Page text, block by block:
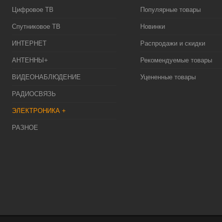
Цифровое ТВ
Спутниковое ТВ
ИНТЕРНЕТ
АНТЕННЫ+
ВИДЕОНАБЛЮДЕНИЕ
РАДИОСВЯЗЬ
ЭЛЕКТРОНИКА +
РАЗНОЕ
Популярные товары
Новинки
Распродажи и скидки
Рекомендуемые товары
Уцененные товары